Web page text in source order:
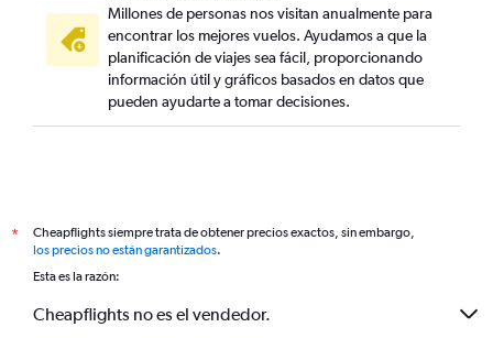
Millones de personas nos visitan anualmente para
encontrar los mejores vuelos. Ayudamos a que la
planificación de viajes sea fácil, proporcionando
información útil y gráficos basados en datos que
pueden ayudarte a tomar decisiones.
*
Cheapflights siempre trata de obtener precios exactos, sin embargo,
los precios no están garantizados.
Esta es la razón:
Cheapflights no es el vendedor.